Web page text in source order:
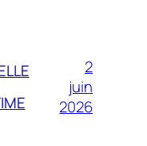
2
juin
2026